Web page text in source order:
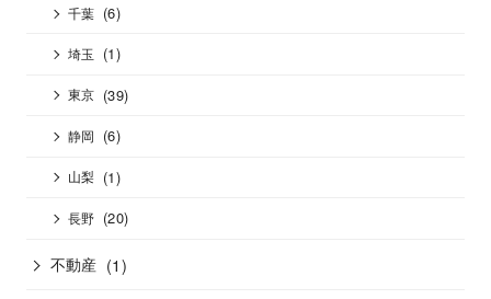
千葉 (6)
埼玉 (1)
東京 (39)
静岡 (6)
山梨 (1)
長野 (20)
不動産 (1)